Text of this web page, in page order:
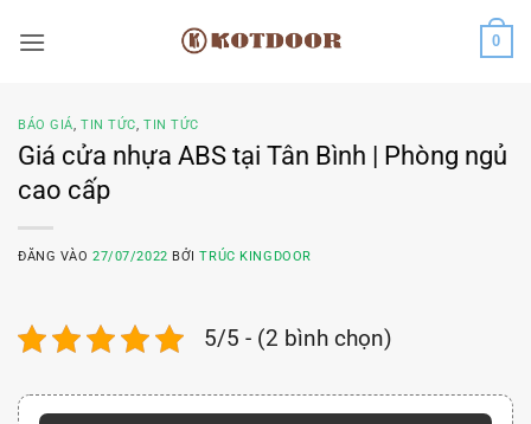
qua
0
BÁO GIÁ,TIN TỨC,TIN TỨC
Giá cửa nhựa ABS tại Tân Bình | Phòng ngủ
cao cấp
ĐĂNG VÀO27/07/2022 BỞITRÚC KINGDOOR
5/5 - (2 bình chọn)